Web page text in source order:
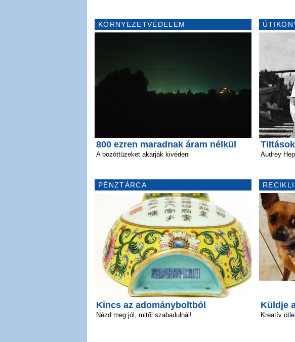
KÖRNYEZETVÉDELEM
800 ezren maradnak áram nélkül
A bozóttüzeket akarják kivédeni
PÉNZTÁRCA
Kincs az adományboltból
Nézd meg jól, mitől szabadulnál!
Audrey
RECIKLI
Küldje
Kreatív